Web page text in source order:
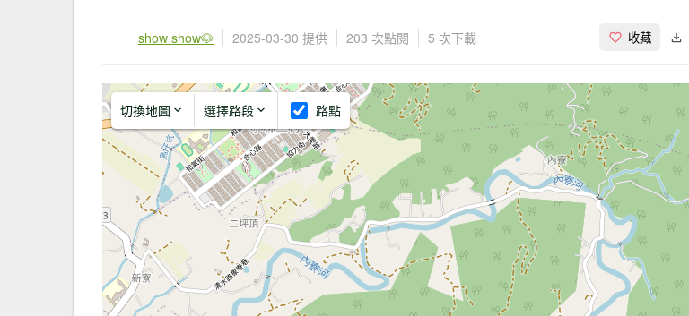
show show🐶 2025-03-30 提供 203 次點閱 5 次下載 收藏
切換地圖 選擇路段 路點